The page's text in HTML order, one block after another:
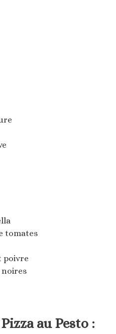
tomates
poivre
noires
au Pesto :